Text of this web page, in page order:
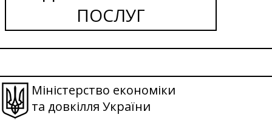
ПОСЛУГ
Міністерство економіки
та довкілля України